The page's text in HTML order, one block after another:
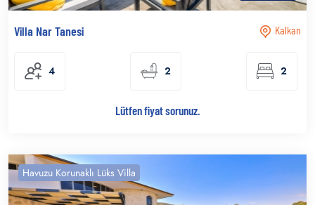
Kalkan
Villa Nar Tanesi
4 2 2
Lütfen fiyat sorunuz.
Havuzu Korunaklı Lüks Villa